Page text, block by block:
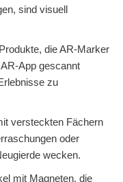
sind visuell
Produkte, die AR-Marker
App gescannt
zu
versteckten Fächern
oder
wecken.
mit Magneten, die